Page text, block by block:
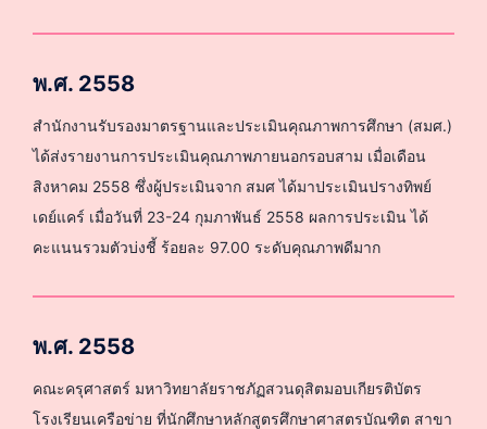
พ.ศ. 2558
สำนักงานรับรองมาตรฐานและประเมินคุณภาพการศึกษา (สมศ.)
ได้ส่งรายงานการประเมินคุณภาพภายนอกรอบสาม เมื่อเดือน
สิงหาคม 2558 ซึ่งผู้ประเมินจาก สมศ ได้มาประเมินปรางทิพย์
เดย์แคร์ เมื่อวันที่ 23-24 กุมภาพันธ์ 2558 ผลการประเมิน ได้
คะแนนรวมตัวบ่งชี้ ร้อยละ 97.00 ระดับคุณภาพดีมาก
พ.ศ. 2558
คณะครุศาสตร์ มหาวิทยาลัยราชภัฏสวนดุสิตมอบเกียรติบัตร
โรงเรียนเครือข่าย ที่นักศึกษาหลักสูตรศึกษาศาสตรบัณฑิต สาขา